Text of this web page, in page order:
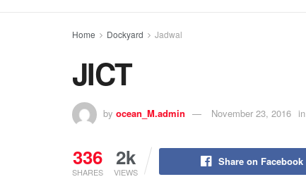
Home Dockyard Jadwal
JICT
by ocean_M.admin November 23, 2016 in
336
SHARES
2k
VIEWS
Share on Facebook